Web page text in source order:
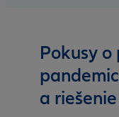
Pokusy
a